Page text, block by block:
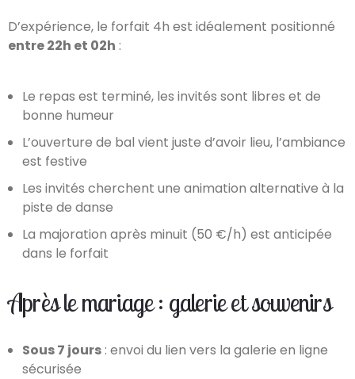
D’expérience, le forfait 4h est idéalement positionné
entre 22h et 02h :
Le repas est terminé, les invités sont libres et de
bonne humeur
L’ouverture de bal vient juste d’avoir lieu, l’ambiance
est festive
Les invités cherchent une animation alternative à la
piste de danse
La majoration après minuit (50 €/h) est anticipée
dans le forfait
Après le mariage : galerie et souvenirs
Sous 7 jours : envoi du lien vers la galerie en ligne
sécurisée